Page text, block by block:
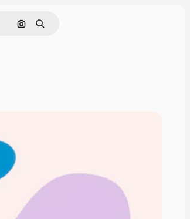
Pesquisar por imagem
Buscar